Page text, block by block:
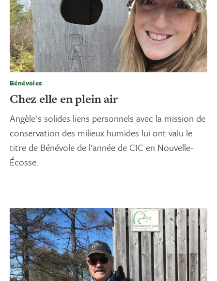
Bénévoles
Chez elle en plein air
Angèle's solides liens personnels avec la mission de
conservation des milieux humides lui ont valu le
titre de Bénévole de l’année de CIC en Nouvelle-
Écosse.